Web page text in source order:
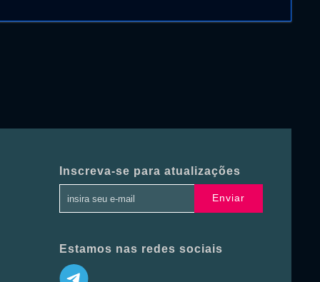
Inscreva-se para atualizações
Enviar
Estamos nas redes sociais